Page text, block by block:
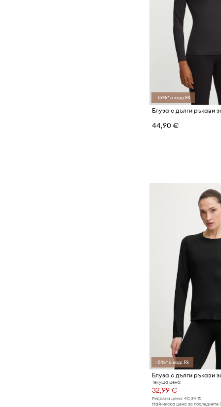
-15%* с код: FS
44,90 €
-5%* с код: FS
Текуща цена:
32,99 €
Редовна цена: 40,34 €
Най-ниска цена за последните